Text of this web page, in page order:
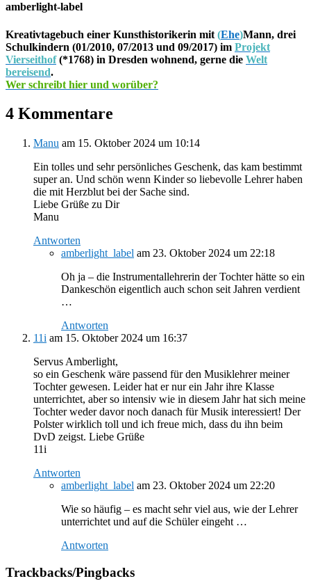
amberlight-label
Kreativtagebuch einer Kunsthistorikerin mit (Ehe)Mann, drei
Schulkindern (01/2010, 07/2013 und 09/2017) im Projekt
Vierseithof(*1768) in Dresden wohnend, gerne die Welt
bereisend.
Wer schreibt hier und worüber?
4 Kommentare
Manu am 15. Oktober 2024 um 10:14
Ein tolles und sehr persönliches Geschenk, das kam bestimmt
super an. Und schön wenn Kinder so liebevolle Lehrer haben
die mit Herzblut bei der Sache sind.
Liebe Grüße zu Dir
Manu
Antworten
amberlight_label am 23. Oktober 2024 um 22:18
Oh ja – die Instrumentallehrerin der Tochter hätte so ein
Dankeschön eigentlich auch schon seit Jahren verdient
…
Antworten
11i am 15. Oktober 2024 um 16:37
Servus Amberlight,
so ein Geschenk wäre passend für den Musiklehrer meiner
Tochter gewesen. Leider hat er nur ein Jahr ihre Klasse
unterrichtet, aber so intensiv wie in diesem Jahr hat sich meine
Tochter weder davor noch danach für Musik interessiert! Der
Polster wirklich toll und ich freue mich, dass du ihn beim
DvD zeigst. Liebe Grüße
11i
Antworten
amberlight_label am 23. Oktober 2024 um 22:20
Wie so häufig – es macht sehr viel aus, wie der Lehrer
unterrichtet und auf die Schüler eingeht …
Antworten
Trackbacks/Pingbacks